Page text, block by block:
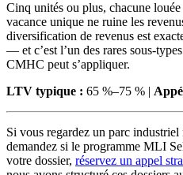
Cinq unités ou plus, chacune
vacance unique ne ruine les
diversification de revenus est
— et c’est l’un des rares sous-
CMHC peut s’appliquer.
LTV typique : 65 %–75 % |
Si vous regardez un parc
demandez si le programme MLI
votre dossier, réservez un appel